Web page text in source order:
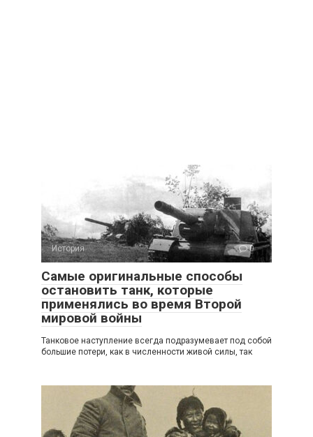
История 0
Самые оригинальные способы
остановить танк, которые
применялись во время Второй
мировой войны
Танковое наступление всегда подразумевает под собой
большие потери, как в численности живой силы, так